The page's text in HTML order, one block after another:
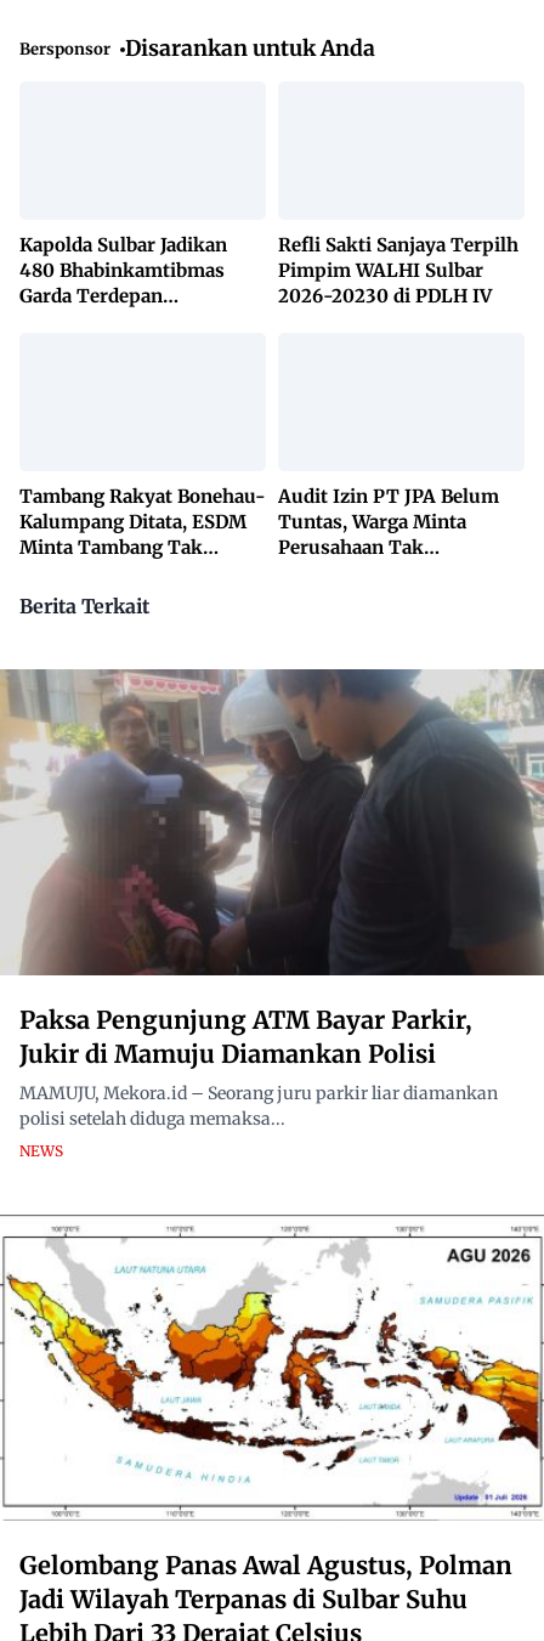
Bersponsor Disarankan untuk Anda
Kapolda Sulbar Jadikan
480 Bhabinkamtibmas
Garda Terdepan
Refli Sakti Sanjaya Terpilh
Pimpim WALHI Sulbar
2026-20230 di PDLH IV
Tambang Rakyat Bonehau-
Kalumpang Ditata, ESDM
Minta Tambang Tak
Audit Izin PT JPA Belum
Tuntas, Warga Minta
Perusahaan Tak
Berita Terkait
Paksa Pengunjung ATM Bayar Parkir,
Jukir di Mamuju Diamankan Polisi
MAMUJU, Mekora.id – Seorang juru parkir liar diamankan
polisi setelah diduga memaksa...
NEWS
Gelombang Panas Awal Agustus, Polman
Jadi Wilayah Terpanas di Sulbar Suhu
Lebih Dari 33 Derajat Celsius